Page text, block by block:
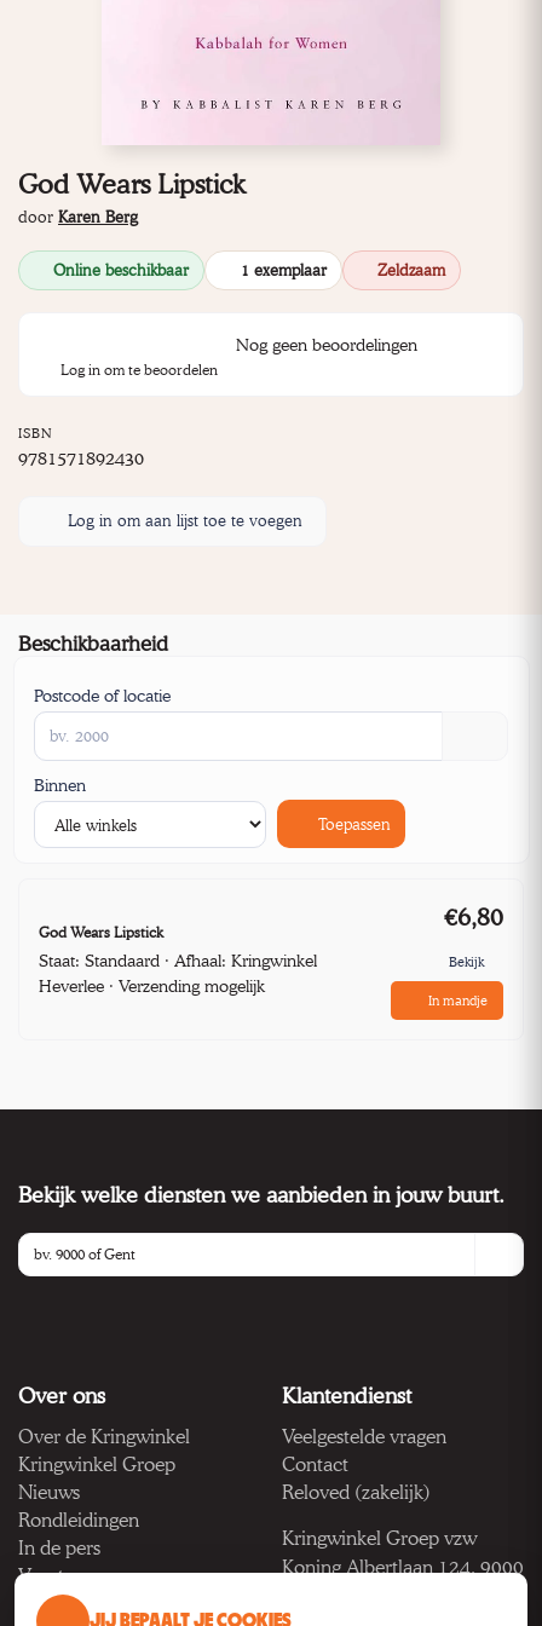
God Wears Lipstick
door Karen Berg
Online beschikbaar 1 exemplaar Zeldzaam
Nog geen beoordelingen
Log in om te beoordelen
ISBN
9781571892430
Log in om aan lijst toe te voegen
Beschikbaarheid
Postcode of locatie
Binnen
Toepassen
God Wears Lipstick
Staat: Standaard · Afhaal: Kringwinkel
Heverlee · Verzending mogelijk
€6,80
Bekijk
In mandje
Bekijk welke diensten we aanbieden in jouw buurt.
Over ons
Over de Kringwinkel
Kringwinkel Groep
Nieuws
Rondleidingen
In de pers
Vacatures
Klantendienst
Veelgestelde vragen
Contact
Reloved (zakelijk)
Kringwinkel Groep vzw
Koning Albertlaan 124, 9000
JIJ BEPAALT JE COOKIES